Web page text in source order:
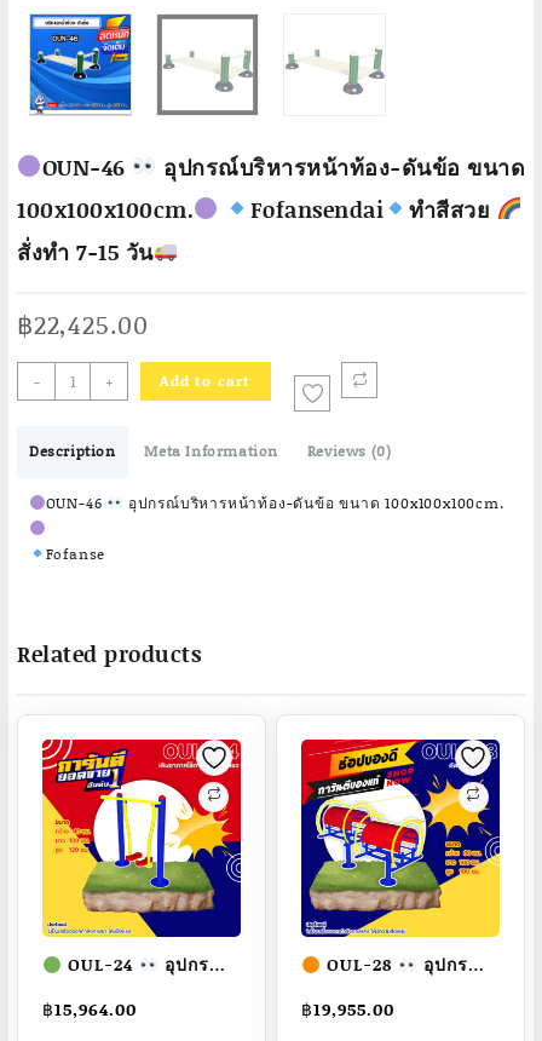
OUN-46
อุปกรณ์บริหารหน้าท้อง-ดันข้อ ขนาด
100x100x100cm.
Fofansendai
ทำสีสวย
สั่งทำ 7-15 วัน
฿22,425.00
-
OUN-
บริหาร
ท้อง-
100x100x100cm.
ทำ
สี
สวย
7-
15
+ Add to cart
Description Meta Information Reviews (0)
OUN-46 อุปกรณ์บริหารหน้าท้อง-ดันข้อ ขนาด 100x100x100cm.
Fofanse
Related products
OUL-24
อุปกรณ์
กระแทกเดี่ยว เครื่อง
฿15,964.00
OUL-28
อุปกรณ์
กำลังกายกลางแจ้ง
฿19,955.00